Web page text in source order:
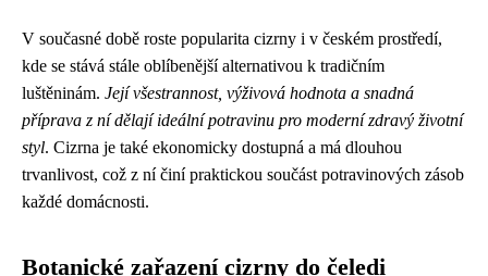
V současné době roste popularita cizrny i v českém prostředí,
kde se stává stále oblíbenější alternativou k tradičním
luštěninám. Její všestrannost, výživová hodnota a snadná
příprava z ní dělají ideální potravinu pro moderní zdravý životní
styl. Cizrna je také ekonomicky dostupná a má dlouhou
trvanlivost, což z ní činí praktickou součást potravinových zásob
každé domácnosti.
Botanické zařazení cizrny do čeledi